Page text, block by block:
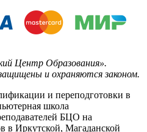
Центр Образования».
и охраняются законом.
и переподготовки в
школа
БЦО на
в Иркутской, Магаданской